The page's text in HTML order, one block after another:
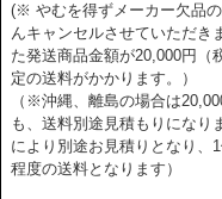
(※ やむを得ずメーカー欠品
んキャンセルさせていただき
た発送商品金額が20,000円（
定の送料がかかります。）
（※沖縄、離島の場合は
も、送料別途見積もりになり
により別途お見積りとなり、
程度の送料となります）